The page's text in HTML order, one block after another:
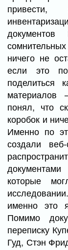
ничего не
если это
поделиться
понял, что
коробок и
Именно по
создали
которые
именно это
Помимо
переписку
Гуд, Стэн